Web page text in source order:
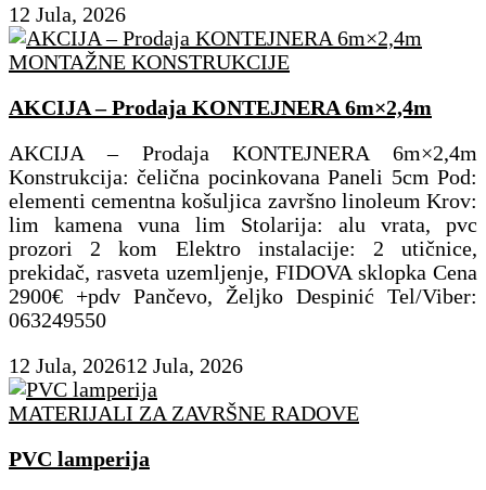
12 Jula, 2026
MONTAŽNE KONSTRUKCIJE
AKCIJA – Prodaja KONTEJNERA 6m×2,4m
AKCIJA – Prodaja KONTEJNERA 6m×2,4m
Konstrukcija: čelična pocinkovana Paneli 5cm Pod:
elementi cementna košuljica završno linoleum Krov:
lim kamena vuna lim Stolarija: alu vrata, pvc
prozori 2 kom Elektro instalacije: 2 utičnice,
prekidač, rasveta uzemljenje, FIDOVA sklopka Cena
2900€ +pdv Pančevo, Željko Despinić Tel/Viber:
063249550
12 Jula, 202612 Jula, 2026
MATERIJALI ZA ZAVRŠNE RADOVE
PVC lamperija